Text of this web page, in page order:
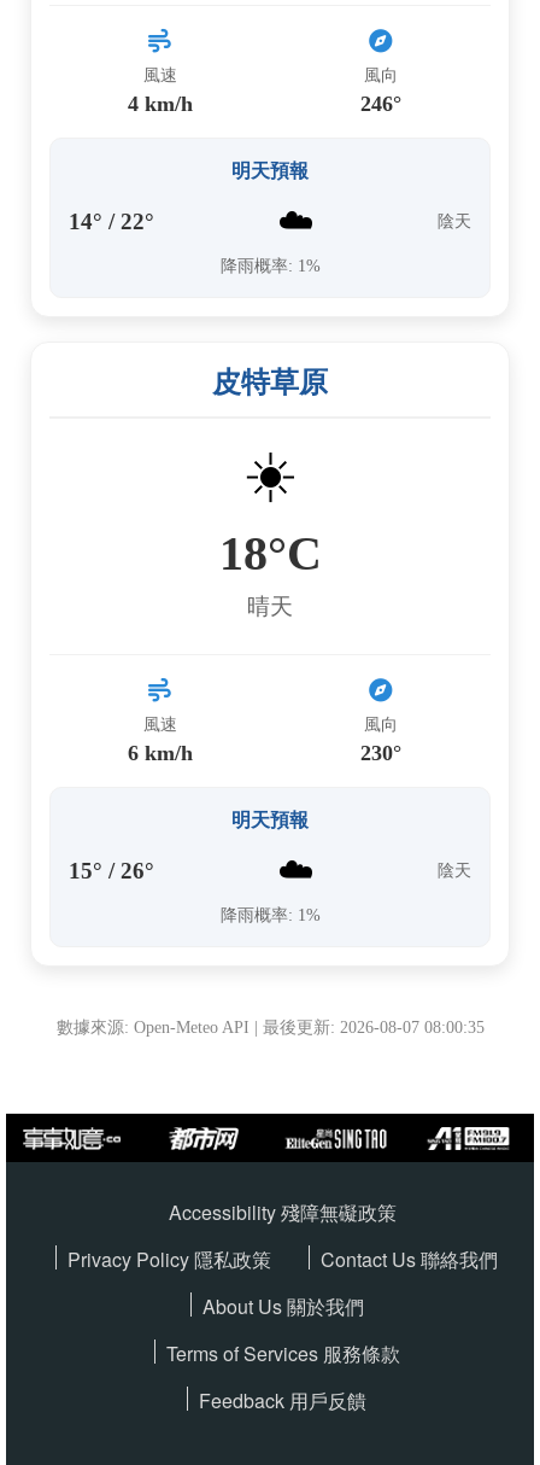
風速
4 km/h
風向
246°
明天預報
14° / 22° ☁️ 陰天
降雨概率: 1%
皮特草原
☀️
18°C
晴天
風速
6 km/h
風向
230°
明天預報
15° / 26° ☁️ 陰天
降雨概率: 1%
數據來源: Open-Meteo API | 最後更新: 2026-08-07 08:00:35
Accessibility 殘障無礙政策
Privacy Policy隱私政策
Contact Us 聯絡我們
About Us 關於我們
Terms of Services 服務條款
Feedback 用戶反饋